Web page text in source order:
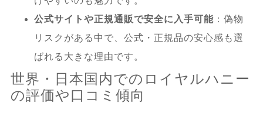
公式サイトや正規通販で安全に入手可能：偽物
リスクがある中で、公式・正規品の安心感も選
ばれる大きな理由です。
世界・日本国内でのロイヤルハニー
の評価や口コミ傾向